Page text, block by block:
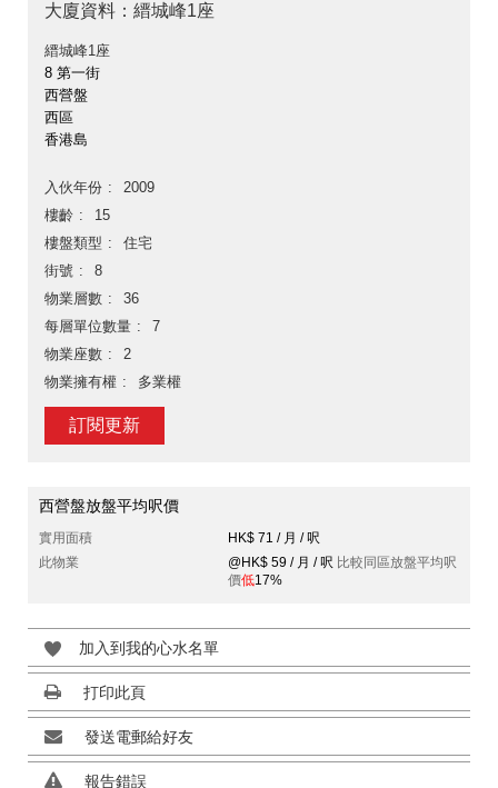
大廈資料：縉城峰1座
縉城峰1座
8 第一街
西營盤
西區
香港島
入伙年份
2009
樓齡
15
樓盤類型
住宅
街號
8
物業層數
36
每層單位數量
7
物業座數
2
物業擁有權
多業權
訂閱更新
西營盤放盤平均呎價
實用面積
HK$ 71 / 月 / 呎
此物業
@HK$ 59 / 月 / 呎 比較同區放盤平均呎
價低17%
加入到我的心水名單
打印此頁
發送電郵給好友
報告錯誤